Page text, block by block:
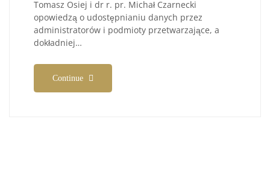
Tomasz Osiej i dr r. pr. Michał Czarnecki
opowiedzą o udostępnianiu danych przez
administratorów i podmioty przetwarzające, a
dokładniej…
Continue